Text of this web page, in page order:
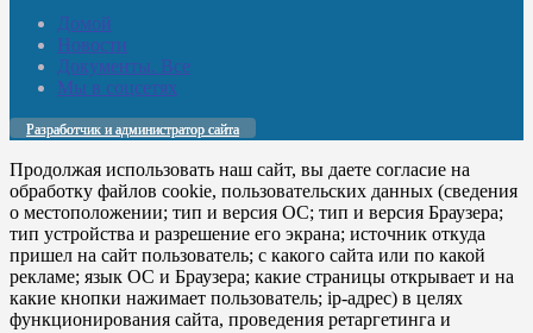
Домой
Новости
Документы. Все
Мы в соцсетях
Разработчик и администратор сайта
Продолжая использовать наш сайт, вы даете согласие на
обработку файлов cookie, пользовательских данных (сведения
о местоположении; тип и версия ОС; тип и версия Браузера;
тип устройства и разрешение его экрана; источник откуда
пришел на сайт пользователь; с какого сайта или по какой
рекламе; язык ОС и Браузера; какие страницы открывает и на
какие кнопки нажимает пользователь; ip-адрес) в целях
функционирования сайта, проведения ретаргетинга и